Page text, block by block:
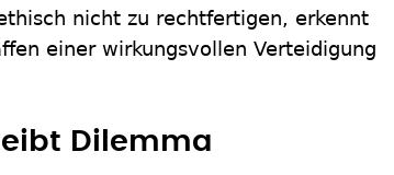
nicht zu rechtfertigen, erkennt
einer wirkungsvollen Verteidigung
Dilemma